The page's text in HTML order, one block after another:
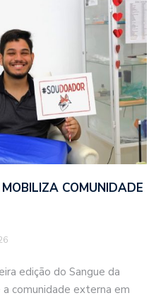
COMUNIDADE
edição do Sangue da
a comunidade externa em